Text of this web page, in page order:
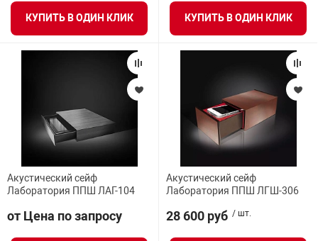
КУПИТЬ В ОДИН КЛИК КУПИТЬ В ОДИН КЛИК
Акустический сейф
Лаборатория ППШ ЛАГ-104
от Цена по запросу
Акустический сейф
Лаборатория ППШ ЛГШ-306
28 600 руб / шт.